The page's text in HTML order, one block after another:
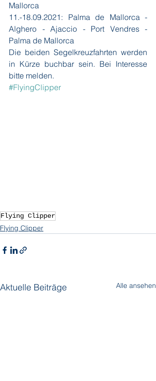
Mallorca
11.-18.09.2021: Palma de Mallorca -
Alghero - Ajaccio - Port Vendres -
Palma de Mallorca
Die beiden Segelkreuzfahrten werden
in Kürze buchbar sein. Bei Interesse
bitte melden.
#FlyingClipper
Flying Clipper
Flying Clipper
Aktuelle Beiträge Alle ansehen